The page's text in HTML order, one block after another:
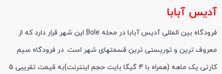
آدیس آبابا
فرودگاه بین المللی آدیس آبابا در محله Bole این شهر قرار دارد که از
معروف ترین و توریستی ترین قسمتهای شهر است. در فرودگاه سیم
کارتی یک ماهه (همراه با 4 گیگا بایت حجم اینترنت)به قیمت تقریبی 5